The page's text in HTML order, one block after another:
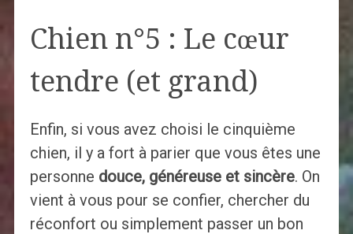
Chien n°5 : Le cœur
tendre (et grand)
Enfin, si vous avez choisi le cinquième
chien, il y a fort à parier que vous êtes une
personne douce, généreuse et sincère. On
vient à vous pour se confier, chercher du
réconfort ou simplement passer un bon